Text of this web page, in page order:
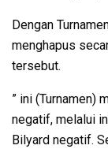
Dengan
menghapus
tersebut.
” ini (Turnamen)
negatif, melalui
Bilyard negatif.